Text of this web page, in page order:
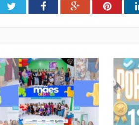
TwitterFacebookGoogle+